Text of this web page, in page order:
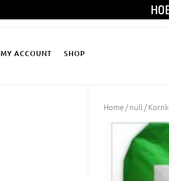
MY ACCOUNT SHOP
Home/null /